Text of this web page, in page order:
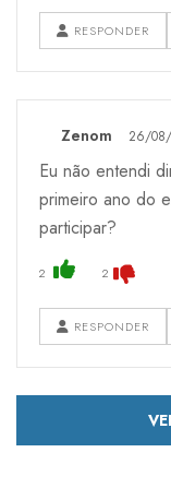
RESPONDER
Zenom 26/
Eu não entendi
primeiro ano do
participar?
2 2
RESPONDER